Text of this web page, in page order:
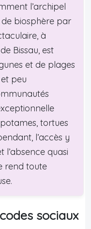
l’archipel
de biosphère par
à
Bissau, est
et de plages
peu
tortues
l’accès y
l’absence quasi
rend toute
sociaux